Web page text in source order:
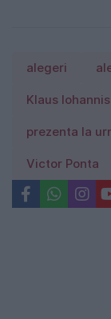
alegeri
Klaus Iohannis
prezenta la
Victor Ponta